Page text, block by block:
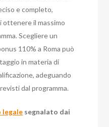
e completo,
ottenere il massimo
Scegliere un
110% a Roma può
in materia di
adeguando
dal programma.
legale segnalato dai